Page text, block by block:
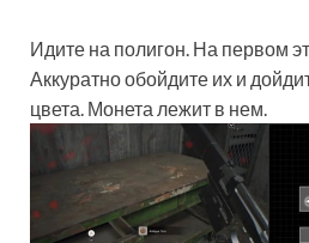
Идите на полигон. На первом
Аккуратно обойдите их и
цвета. Монета лежит в нем.